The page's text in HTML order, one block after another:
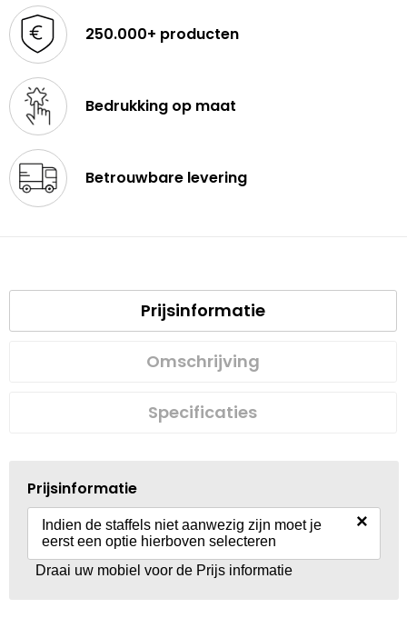
250.000+ producten
Bedrukking op maat
Betrouwbare levering
Prijsinformatie
Omschrijving
Specificaties
Prijsinformatie
Indien de staffels niet aanwezig zijn moet je
eerst een optie hierboven selecteren
×
Draai uw mobiel voor de Prijs informatie